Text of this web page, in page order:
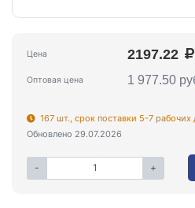
Цена 2197.22
Оптовая цена 1 977.50
167 шт., срок поставки 5-7 рабочих
Обновлено 29.07.2026
- +